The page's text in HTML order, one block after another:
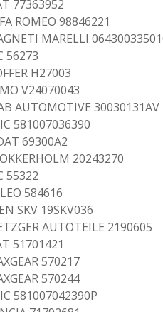
77363952
ROMEO 98846221
MARELLI
56273
H27003
V24070043
AUTOMOTIVE 30030131AV
581007036390
69300A2
20243270
55322
584616
SKV 19SKV036
AUTOTEILE 2190605
51701421
570217
570244
581007042390P